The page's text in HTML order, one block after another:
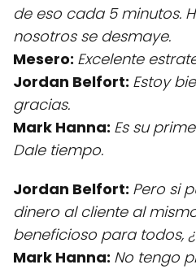
de eso cada 5 minutos.
nosotros se desmaye.
Mesero: Excelente
Jordan Belfort: Estoy
gracias.
Mark Hanna: Es su
Dale tiempo.
Jordan Belfort: Pero si
dinero al cliente al
beneficioso para todos,
Mark Hanna: No tengo